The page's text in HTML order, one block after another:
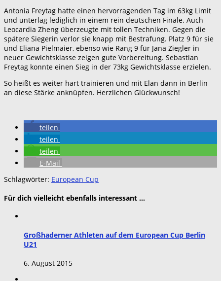
Antonia Freytag hatte einen hervorragenden Tag im 63kg Limit
und unterlag lediglich in einem rein deutschen Finale. Auch
Leocardia Zheng überzeugte mit tollen Techniken. Gegen die
spätere Siegerin verlor sie knapp mit Bestrafung. Platz 9 für sie
und Eliana Pielmaier, ebenso wie Rang 9 für Jana Ziegler in
neuer Gewichtsklasse zeigen gute Vorbereitung. Sebastian
Freytag konnte einen Sieg in der 73kg Gewichtsklasse erzielen.
So heißt es weiter hart trainieren und mit Elan dann in Berlin
an diese Stärke anknüpfen. Herzlichen Glückwunsch!
teilen
teilen
teilen
E-Mail
Schlagwörter: European Cup
Für dich vielleicht ebenfalls interessant …
Großhaderner Athleten auf dem European Cup Berlin
U21
6. August 2015